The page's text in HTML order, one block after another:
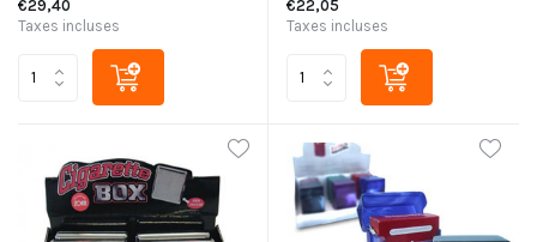
€29,40
Taxes incluses
€22,05
Taxes incluses